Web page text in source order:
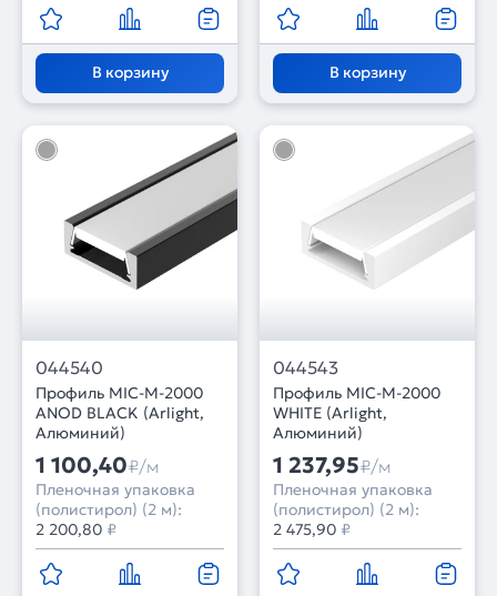
В корзину В корзину
044540
Профиль MIC-M-2000
ANOD BLACK (Arlight,
Алюминий)
1 100,40₽/м
Пленочная упаковка
(полистирол) (2 м):
2 200,80 ₽
044543
Профиль MIC-M-2000
WHITE (Arlight,
Алюминий)
1 237,95₽/м
Пленочная упаковка
(полистирол) (2 м):
2 475,90 ₽